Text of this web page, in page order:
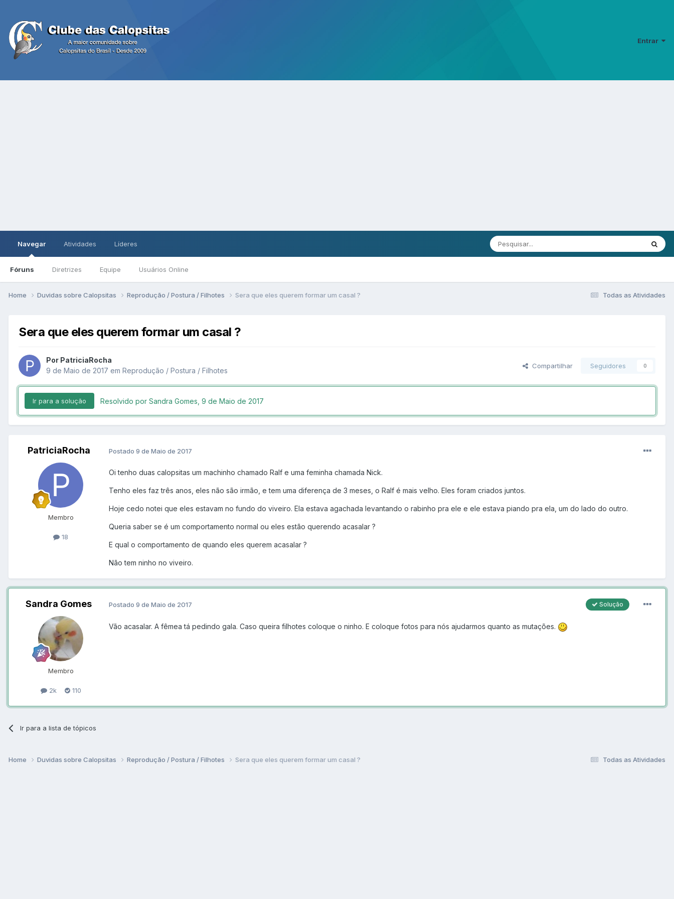
Entrar
Navegar
Fóruns Diretrizes Equipe Usuários Online
Atividades Líderes
Todas as Atividades
Home Duvidas sobre Calopsitas Reprodução / Postura / Filhotes Sera que eles querem formar um casal ?
Sera que eles querem formar um casal ?
Por PatriciaRocha
9 de Maio de 2017 em Reprodução / Postura / Filhotes
Compartilhar Seguidores 0
Ir para a solução Resolvido por Sandra Gomes, 9 de Maio de 2017
PatriciaRocha
Membro
18
Postado 9 de Maio de 2017
Oi tenho duas calopsitas um machinho chamado Ralf e uma feminha chamada Nick.
Tenho eles faz três anos, eles não são irmão, e tem uma diferença de 3 meses, o Ralf é mais velho. Eles foram criados juntos.
Hoje cedo notei que eles estavam no fundo do viveiro. Ela estava agachada levantando o rabinho pra ele e ele estava piando pra ela, um do lado do outro.
Queria saber se é um comportamento normal ou eles estão querendo acasalar ?
E qual o comportamento de quando eles querem acasalar ?
Não tem ninho no viveiro.
Sandra Gomes
Membro
2k 110
Solução
Postado 9 de Maio de 2017
Vão acasalar. A fêmea tá pedindo gala. Caso queira filhotes coloque o ninho. E coloque fotos para nós ajudarmos quanto as mutações.
Ir para a lista de tópicos
Todas as Atividades
Home Duvidas sobre Calopsitas Reprodução / Postura / Filhotes Sera que eles querem formar um casal ?